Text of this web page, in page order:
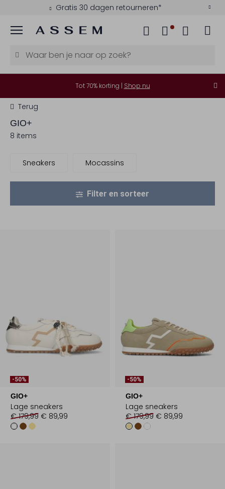
Gratis 30 dagen retourneren*
Menu
Tot 70% korting | Shop nu
Terug
GIO+
8 items
Sneakers Mocassins
Filter en sorteer
-50%
GIO+
Lage sneakers
€ 179,99 € 89,99
-50%
GIO+
Lage sneakers
€ 179,99 € 89,99